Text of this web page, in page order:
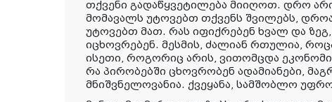
თქვენი გადაწყვეტილება მიიღოთ. დრო
მომავალს უტოვებთ თქვენს შვილებს,
უტოვებთ მათ. რას იფიქრებენ ხვალ და
იცხოვრებენ. მესმის, ძალიან რთულია,
ისეთი, როგორიც არის, ვითომცდა
რა პირობებში ცხოვრობენ ადამიანები,
მნიშვნელოვანია. ქვეყანა, სამშობლო